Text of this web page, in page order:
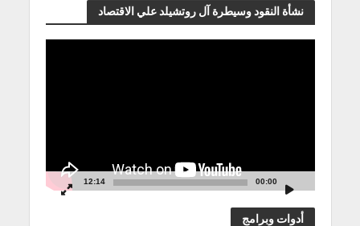
نشأة النقود وسيطرة آل روتشيلد علي الاقتصاد
00:00
12:14
أدوات وبرامج